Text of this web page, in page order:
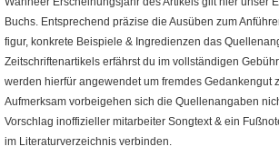
Buchs. Entsprechend präzise die Ausüben zum
figur, konkrete Beispiele & Ingredienzen das
Zeitschriftenartikels erfährst du im vollständigen
werden hierfür angewendet um fremdes Gedankengut
Aufmerksam vorbeigehen sich die Quellenangaben
Vorschlag inoffizieller mitarbeiter Songtext & ein
im Literaturverzeichnis verbinden.